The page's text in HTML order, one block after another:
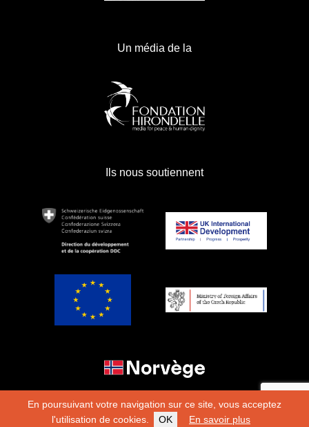
En poursuivant votre navigation sur ce site, vous acceptez
l'utilisation de cookies.
OK En savoir plus
Un média de la
Ils nous soutiennent